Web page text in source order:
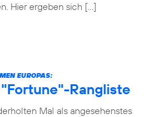
Hier ergeben sich […]
EUROPAS:
Rangliste
Mal als angesehenstes